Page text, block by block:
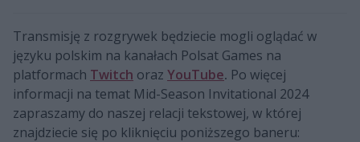
Transmisję z rozgrywek będziecie mogli oglądać w
języku polskim na kanałach Polsat Games na
platformach Twitch oraz YouTube. Po więcej
informacji na temat Mid-Season Invitational 2024
zapraszamy do naszej relacji tekstowej, w której
znajdziecie się po kliknięciu poniższego baneru: